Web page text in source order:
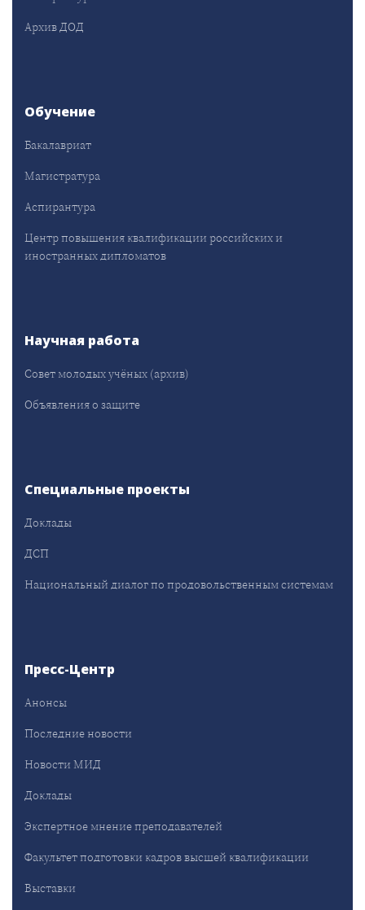
Архив ДОД
Обучение
Бакалавриат
Магистратура
Аспирантура
Центр повышения квалификации российских и
иностранных дипломатов
Научная работа
Совет молодых учёных (архив)
Объявления о защите
Специальные проекты
Доклады
ДСП
Национальный диалог по продовольственным системам
Пресс-Центр
Анонсы
Последние новости
Новости МИД
Доклады
Экспертное мнение преподавателей
Факультет подготовки кадров высшей квалификации
Выставки